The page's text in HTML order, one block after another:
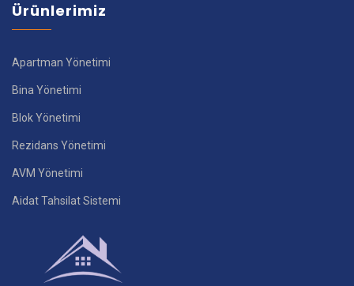
Ürünlerimiz
Apartman Yönetimi
Bina Yönetimi
Blok Yönetimi
Rezidans Yönetimi
AVM Yönetimi
Aidat Tahsilat Sistemi